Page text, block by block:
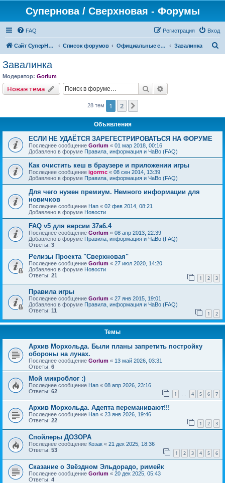
Супернова / Сверхновая - Форумы
FAQ Вход
Регистрация
Сайт СуперНова Список форумов Официальные сервера проекта "Сверхновая" (*.supernova.ws) Завалинка
Завалинка
Модератор: Gorlum
Новая тема Поиск
28 тем 1 2
Объявления
ЕСЛИ НЕ УДАЁТСЯ ЗАРЕГЕСТРИРОВАТЬСЯ НА ФОРУМЕ
Последнее сообщение Gorlum « 01 мар 2018, 00:16
Добавлено в форуме Правила, информация и ЧаВо (FAQ)
Как очистить кеш в браузере и приложении игры
Последнее сообщение igorrnc « 08 сен 2014, 13:39
Добавлено в форуме Правила, информация и ЧаВо (FAQ)
Для чего нужен премиум. Немного информации для
новичков
Последнее сообщение Han « 02 фев 2014, 08:21
Добавлено в форуме Новости
FAQ v5 для версии 37a6.4
Последнее сообщение Gorlum « 08 апр 2013, 22:39
Добавлено в форуме Правила, информация и ЧаВо (FAQ)
Ответы: 3
Релизы Проекта "Сверхновая"
Последнее сообщение Gorlum « 27 июл 2020, 14:20
Добавлено в форуме Новости
Ответы: 21 1 2 3
Правила игры
Последнее сообщение Gorlum « 27 янв 2015, 19:01
Добавлено в форуме Правила, информация и ЧаВо (FAQ)
Ответы: 11 1 2
Темы
Архив Морхольда. Были планы запретить постройку
обороны на лунах.
Последнее сообщение Gorlum « 13 май 2026, 03:31
Ответы: 6
Мой микроблог :)
Последнее сообщение Han « 08 апр 2026, 23:16
Ответы: 62 1 4 5 6 7
Архив Морхольда. Адепта переманивают!!!
Последнее сообщение Han « 23 янв 2026, 19:46
Ответы: 22 1 2 3
Спойлеры ДОЗОРА
Последнее сообщение Козак « 21 дек 2025, 18:36
Ответы: 53 1 2 3 4 5 6
Сказание о Звёздном Эльдорадо, римейк
Последнее сообщение Gorlum « 20 дек 2025, 05:43
Ответы: 4